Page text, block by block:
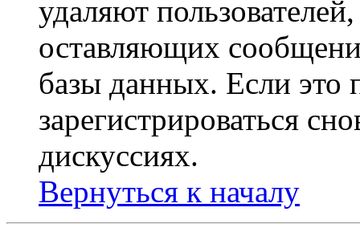
удаляют
оставляющих
базы данных. Если это
зарегистрироваться
дискуссиях.
Вернуться к началу